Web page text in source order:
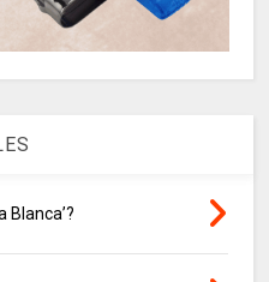
Blanca’?